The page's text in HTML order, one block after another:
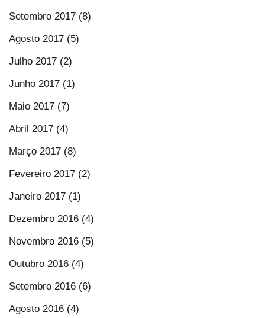
Setembro 2017 (8)
Agosto 2017 (5)
Julho 2017 (2)
Junho 2017 (1)
Maio 2017 (7)
Abril 2017 (4)
Março 2017 (8)
Fevereiro 2017 (2)
Janeiro 2017 (1)
Dezembro 2016 (4)
Novembro 2016 (5)
Outubro 2016 (4)
Setembro 2016 (6)
Agosto 2016 (4)